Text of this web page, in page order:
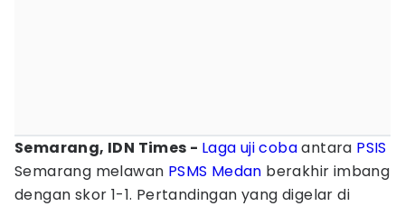
Semarang, IDN Times - Laga uji cobaantara PSIS
Semarang melawan PSMS Medan berakhir imbang
dengan skor 1-1. Pertandingan yang digelar di